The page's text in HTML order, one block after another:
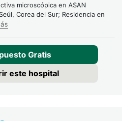
microscópica en ASAN
Corea del Sur; Residencia en
Gratis
este hospital